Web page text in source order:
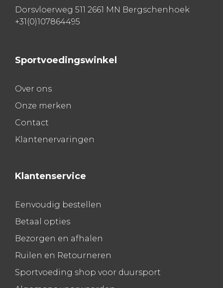
Dorsvloerweg 511 2661 MN Bergschenhoek
+31(0)107864495
Sportvoedingswinkel
Over ons
Onze merken
Contact
Klantenervaringen
Klantenservice
Eenvoudig bestellen
Betaal opties
Bezorgen en afhalen
Ruilen en Retourneren
Sportvoeding shop voor duursport